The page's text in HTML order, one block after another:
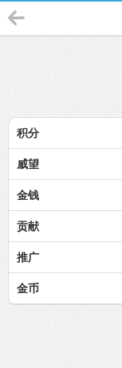
积分
威望
金钱
贡献
推广
金币